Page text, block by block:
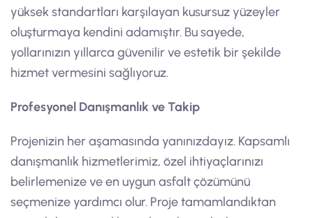
yüksek standartları karşılayan kusursuz yüzeyler
oluşturmaya kendini adamıştır. Bu sayede,
yollarınızın yıllarca güvenilir ve estetik bir şekilde
hizmet vermesini sağlıyoruz.
Profesyonel Danışmanlık ve Takip
Projenizin her aşamasında yanınızdayız. Kapsamlı
danışmanlık hizmetlerimiz, özel ihtiyaçlarınızı
belirlemenize ve en uygun asfalt çözümünü
seçmenize yardımcı olur. Proje tamamlandıktan